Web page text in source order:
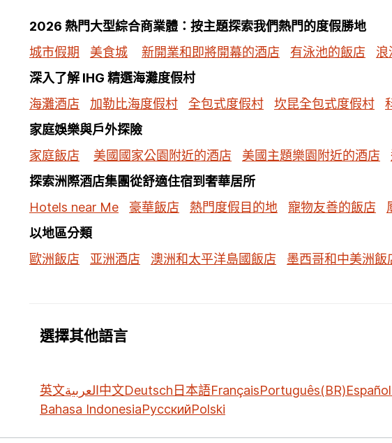
2026 熱門大型綜合商業體：按主題探索我們熱門的度假勝地
城市假期
美食城 新開業和即將開幕的酒店 有泳池的飯店 浪
深入了解 IHG 精選海灘度假村
海灘酒店
加勒比海度假村 全包式度假村 坎昆全包式度假村
家庭娛樂與戶外探險
家庭飯店
美國國家公園附近的酒店 美國主題樂園附近的酒店
探索洲際酒店集團從舒適住宿到奢華居所
Hotels near Me
豪華飯店 熱門度假目的地 寵物友善的飯店
以地區分類
歐洲飯店
亚洲酒店 澳洲和太平洋島國飯店 墨西哥和中美洲飯
選擇其他語言
英文العربية中文Deutsch 日本語FrançaisPortuguês(BR)Español
Bahasa IndonesiaРусскийPolski